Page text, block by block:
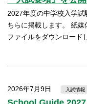
2027年度の中学校入学試
ちらに掲載します。 紙
ファイルをダウンロード
2026年7月9日 入試情報